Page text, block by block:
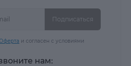
Подписаться
и согласен с условиями
нам: